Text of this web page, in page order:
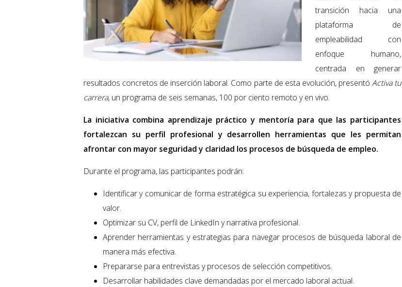
transición hacia una
plataforma de
empleabilidad con
enfoque humano,
centrada en generar
resultados concretos de inserción laboral. Como parte de esta evolución, presentó Activa tu
carrera, un programa de seis semanas, 100 por ciento remoto y en vivo.
La iniciativa combina aprendizaje práctico y mentoría para que las participantes
fortalezcan su perfil profesional y desarrollen herramientas que les permitan
afrontar con mayor seguridad y claridad los procesos de búsqueda de empleo.
Durante el programa, las participantes podrán:
Identificar y comunicar de forma estratégica su experiencia, fortalezas y propuesta de
valor.
Optimizar su CV, perfil de LinkedIn y narrativa profesional.
Aprender herramientas y estrategias para navegar procesos de búsqueda laboral de
manera más efectiva.
Prepararse para entrevistas y procesos de selección competitivos.
Desarrollar habilidades clave demandadas por el mercado laboral actual.